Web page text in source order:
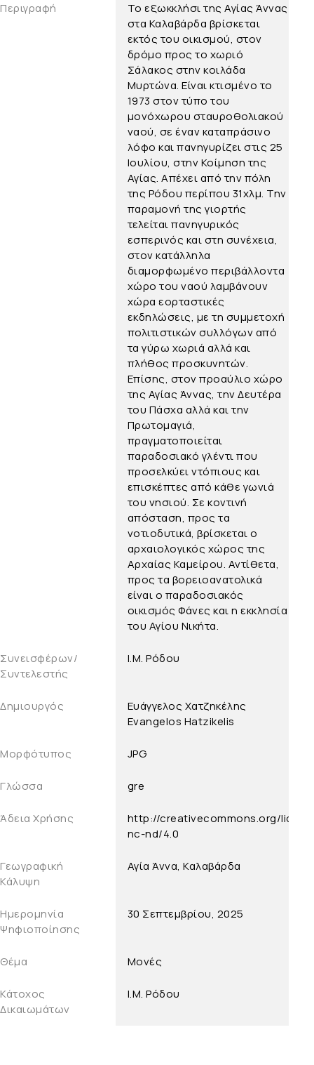
Περιγραφή
Το εξωκκλήσι της Αγίας Άννας
στα Καλαβάρδα βρίσκεται
εκτός του οικισμού, στον
δρόμο προς το χωριό
Σάλακος στην κοιλάδα
Μυρτώνα. Είναι κτισμένο το
1973 στον τύπο του
μονόχωρου σταυροθολιακού
ναού, σε έναν καταπράσινο
λόφο και πανηγυρίζει στις 25
Ιουλίου, στην Κοίμηση της
Αγίας. Απέχει από την πόλη
της Ρόδου περίπου 31χλμ. Την
παραμονή της γιορτής
τελείται πανηγυρικός
εσπερινός και στη συνέχεια,
στον κατάλληλα
διαμορφωμένο περιβάλλοντα
χώρο του ναού λαμβάνουν
χώρα εορταστικές
εκδηλώσεις, με τη συμμετοχή
πολιτιστικών συλλόγων από
τα γύρω χωριά αλλά και
πλήθος προσκυνητών.
Επίσης, στον προαύλιο χώρο
της Αγίας Άννας, την Δευτέρα
του Πάσχα αλλά και την
Πρωτομαγιά,
πραγματοποιείται
παραδοσιακό γλέντι που
προσελκύει ντόπιους και
επισκέπτες από κάθε γωνιά
του νησιού. Σε κοντινή
απόσταση, προς τα
νοτιοδυτικά, βρίσκεται ο
αρχαιολογικός χώρος της
Αρχαίας Καμείρου. Αντίθετα,
προς τα βορειοανατολικά
είναι ο παραδοσιακός
οικισμός Φάνες και η εκκλησία
του Αγίου Νικήτα.
Συνεισφέρων/
Συντελεστής
Ι.Μ. Ρόδου
Δημιουργός
Ευάγγελος Χατζηκέλης
Evangelos Hatzikelis
Μορφότυπος JPG
Γλώσσα gre
Άδεια Χρήσης
http://creativecommons.org/
nc-nd/4.0
Γεωγραφική
Κάλυψη
Αγία Άννα, Καλαβάρδα
Ημερομηνία
Ψηφιοποίησης
30 Σεπτεμβρίου, 2025
Θέμα Μονές
Κάτοχος
Δικαιωμάτων
Ι.Μ. Ρόδου